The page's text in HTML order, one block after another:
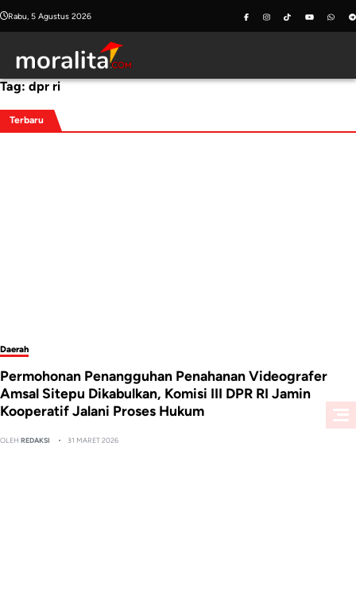
Skip
to
content
Rabu, 5 Agustus 2026
Tag:dpr ri
Terbaru
Daerah
Permohonan Penangguhan Penahanan Videografer
Amsal Sitepu Dikabulkan, Komisi III DPR RI Jamin
Kooperatif Jalani Proses Hukum
OLEHREDAKSI 31 MARET 2026